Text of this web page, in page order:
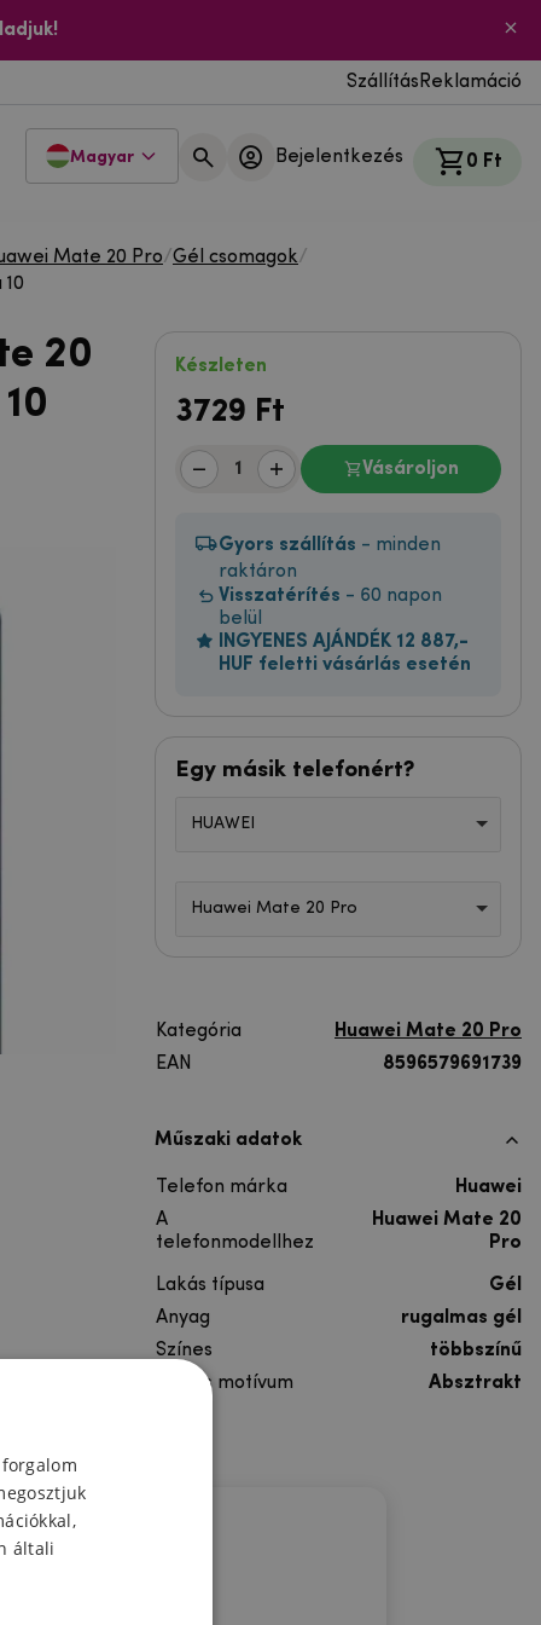
Szállítás Reklamáció
Magyar Bejelentkezés 0 Ft
Mate 20 Pro/Gél csomagok/
20
Készleten
3729 Ft
Vásároljon
Gyors szállítás - minden
raktáron
Visszatérítés - 60 napon
belül
INGYENES AJÁNDÉK 12 887,-
HUF feletti vásárlás esetén
Egy másik telefonért?
HUAWEI
Huawei Mate 20 Pro
Kategória
Huawei Mate 20 Pro
EAN
8596579691739
Műszaki adatok
Telefon márka
Huawei
A
telefonmodellhez
Huawei Mate 20
Pro
Lakás típusa
Gél
Anyag
rugalmas gél
Színes
többszínű
Színes motívum
Absztrakt
általi